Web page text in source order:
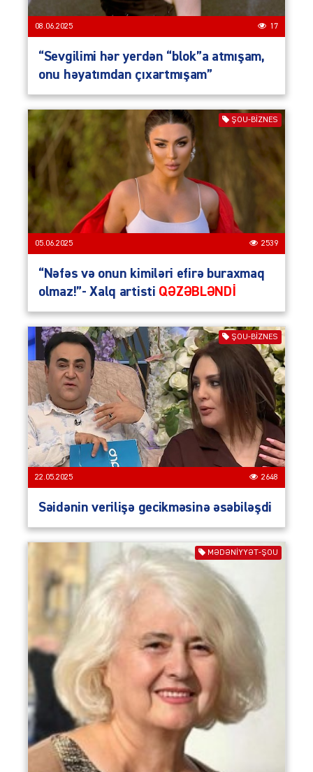
08.06.2025 17
“Sevgilimi hər yerdən “blok”a atmışam,
onu həyatımdan çıxartmışam”
ŞOU-BIZNES
05.06.2025 2539
“Nəfəs və onun kimiləri efirə buraxmaq
olmaz!”- Xalq artisti QƏZƏBLƏNDİ
ŞOU-BIZNES
22.05.2025 2648
Səidənin verilişə gecikməsinə əsəbiləşdi
MƏDƏNIYYƏT-ŞOU